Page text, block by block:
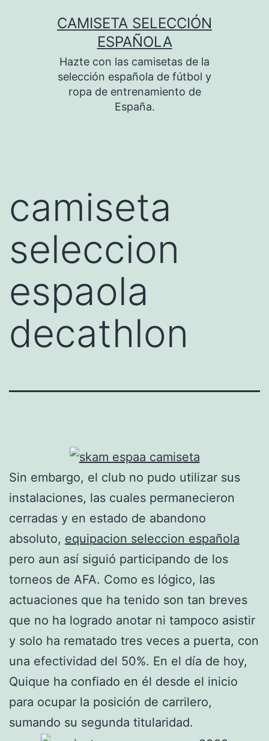
CAMISETA SELECCIÓN
ESPAÑOLA
Hazte con las camisetas de la
selección española de fútbol y
ropa de entrenamiento de
España.
camiseta
seleccion
espaola
decathlon
Sin embargo, el club no pudo utilizar sus
instalaciones, las cuales permanecieron
cerradas y en estado de abandono
absoluto, equipacion seleccion española
pero aun así siguió participando de los
torneos de AFA. Como es lógico, las
actuaciones que ha tenido son tan breves
que no ha logrado anotar ni tampoco asistir
y solo ha rematado tres veces a puerta, con
una efectividad del 50%. En el día de hoy,
Quique ha confiado en él desde el inicio
para ocupar la posición de carrilero,
sumando su segunda titularidad.